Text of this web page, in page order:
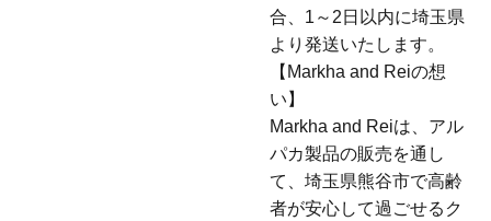
合、1～2日以内に埼玉県
より発送いたします。
【Markha and Reiの想
い】
Markha and Reiは、アル
パカ製品の販売を通し
て、埼玉県熊谷市で高齢
者が安心して過ごせるク